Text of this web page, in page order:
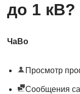
до 1 кВ?
ЧаВо
Просмотр
Сообщения